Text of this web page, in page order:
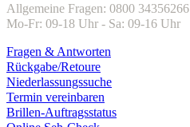
Allgemeine Fragen: 0800 34356266
Mo-Fr: 09-18 Uhr - Sa: 09-16 Uhr
Fragen & Antworten
Rückgabe/Retoure
Niederlassungssuche
Termin vereinbaren
Brillen-Auftragsstatus